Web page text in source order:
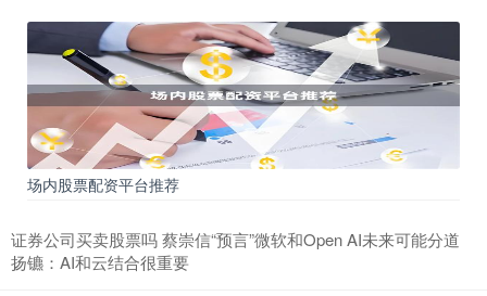
场内股票配资平台推荐
证券公司买卖股票吗 蔡崇信“预言”微软和Open AI未来可能分道
扬镳：AI和云结合很重要